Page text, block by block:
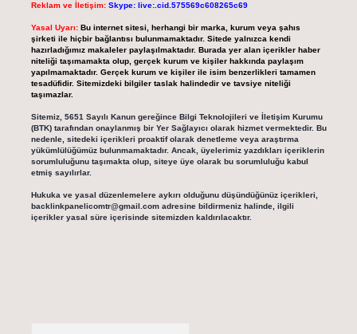
Reklam ve İletişim: Skype: live:.cid.575569c608265c69
Yasal Uyarı: Bu internet sitesi, herhangi bir marka, kurum veya şahıs
şirketi ile hiçbir bağlantısı bulunmamaktadır. Sitede yalnızca kendi
hazırladığımız makaleler paylaşılmaktadır. Burada yer alan içerikler haber
niteliği taşımamakta olup, gerçek kurum ve kişiler hakkında paylaşım
yapılmamaktadır. Gerçek kurum ve kişiler ile isim benzerlikleri tamamen
tesadüfidir. Sitemizdeki bilgiler taslak halindedir ve tavsiye niteliği
taşımazlar.
Sitemiz, 5651 Sayılı Kanun gereğince Bilgi Teknolojileri ve İletişim Kurumu
(BTK) tarafından onaylanmış bir Yer Sağlayıcı olarak hizmet vermektedir. Bu
nedenle, sitedeki içerikleri proaktif olarak denetleme veya araştırma
yükümlülüğümüz bulunmamaktadır. Ancak, üyelerimiz yazdıkları içeriklerin
sorumluluğunu taşımakta olup, siteye üye olarak bu sorumluluğu kabul
etmiş sayılırlar.
Hukuka ve yasal düzenlemelere aykırı olduğunu düşündüğünüz içerikleri,
backlinkpanelicomtr@gmail.comadresine bildirmeniz halinde, ilgili
içerikler yasal süre içerisinde sitemizden kaldırılacaktır.